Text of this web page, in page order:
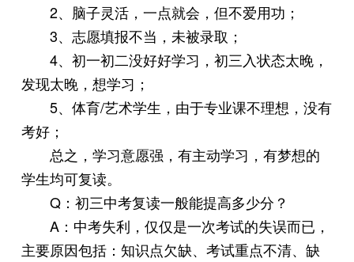
2、脑子灵活，一点就会，但不爱用功；
3、志愿填报不当，未被录取；
4、初一初二没好好学习，初三入状态太晚，
发现太晚，想学习；
5、体育/艺术学生，由于专业课不理想，没有
考好；
总之，学习意愿强，有主动学习，有梦想的
学生均可复读。
Q：初三中考复读一般能提高多少分？
A：中考失利，仅仅是一次考试的失误而已，
主要原因包括：知识点欠缺、考试重点不清、缺